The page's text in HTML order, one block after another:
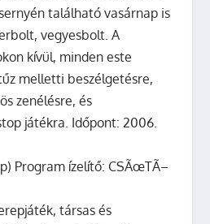
található vasárnap is
vegyesbolt. A
kívül, minden este
melletti beszélgetésre,
zenélésre, és
játékra. Időpont:2006.
Program ízelítő: CSÃœTÃ–
társas és